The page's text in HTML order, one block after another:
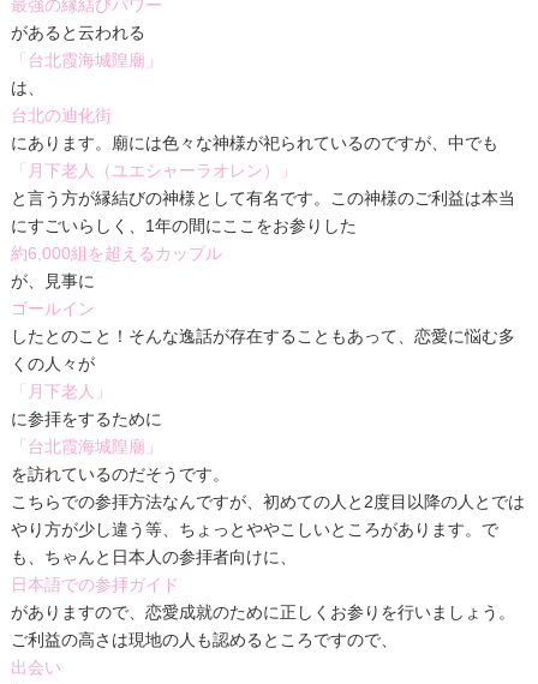
最強の縁結びパワー
があると云われる
「台北霞海城隍廟」
は、
台北の迪化街
にあります。廟には色々な神様が祀られているのですが、中でも
「月下老人（ユエシャーラオレン）」
と言う方が縁結びの神様として有名です。この神様のご利益は本当
にすごいらしく、1年の間にここをお参りした
約6,000組を超えるカップル
が、見事に
ゴールイン
したとのこと！そんな逸話が存在することもあって、恋愛に悩む多
くの人々が
「月下老人」
に参拝をするために
「台北霞海城隍廟」
を訪れているのだそうです。
こちらでの参拝方法なんですが、初めての人と2度目以降の人とでは
やり方が少し違う等、ちょっとややこしいところがあります。で
も、ちゃんと日本人の参拝者向けに、
日本語での参拝ガイド
がありますので、恋愛成就のために正しくお参りを行いましょう。
ご利益の高さは現地の人も認めるところですので、
出会い